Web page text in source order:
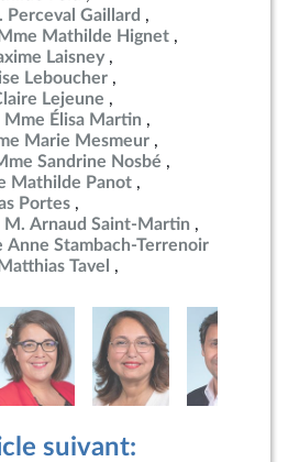
Perceval Gaillard
Mme Mathilde Hignet
Laisney
Leboucher
Lejeune
Mme Élisa Martin
Marie Mesmeur
Sandrine Nosbé
Mathilde Panot
Portes
M. Arnaud Saint-Martin
Anne Stambach-Terrenoir
Tavel
suivant: